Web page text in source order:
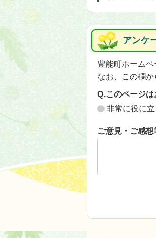
アンケ
豊能町ホーム
なお、この欄
Q.このページ
非常に役に立
ご意見・ご感